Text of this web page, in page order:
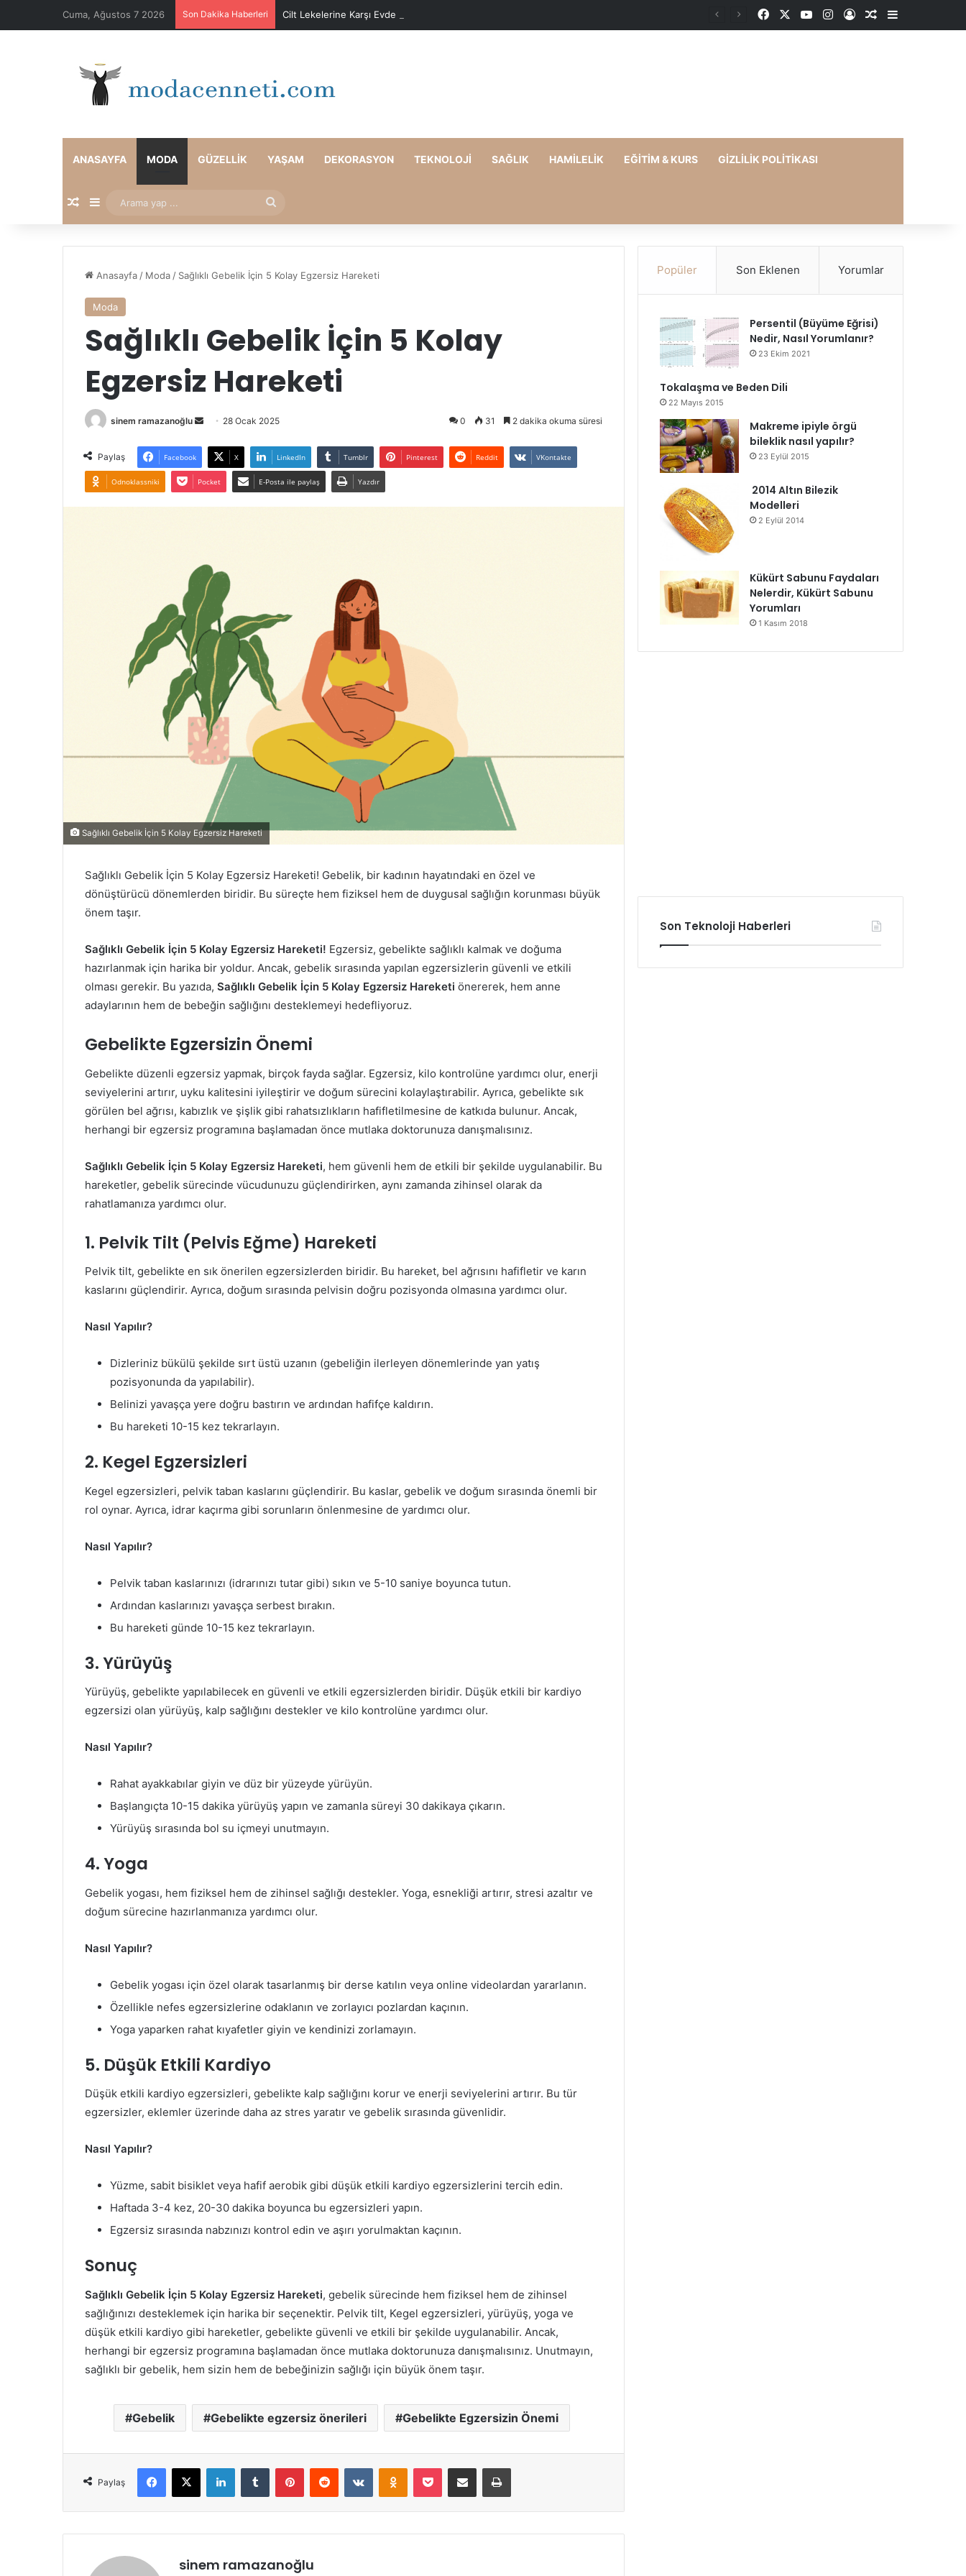
Cuma, Ağustos 7 2026 Son Dakika Haberleri Cilt Lekelerine Karşı Evde Maske Önerileri FacebookYouTubeInstagram
Kayıt OlRastgele Makale
Kenar
ANASAYFA MODA GÜZELLIK YAŞAM DEKORASYON TEKNOLOJI SAĞLIK HAMILELIK EĞITIM & KURS GIZLILIK POLITIKASI
Rastgele Makale
Kenar Bölmesi
yap
Anasayfa / Moda / Sağlıklı Gebelik İçin 5 Kolay Egzersiz Hareketi
Moda
Sağlıklı Gebelik İçin 5 Kolay
Egzersiz Hareketi
sinem ramazanoğlu
Bir
posta
göndermek
28 Ocak 2025 0 31 2 dakika okuma süresi
Paylaş Facebook X LinkedIn Tumblr Pinterest Reddit VKontakte
Odnoklassniki Pocket E-Posta ile paylaş Yazdır
Sağlıklı Gebelik İçin 5 Kolay Egzersiz Hareketi
Sağlıklı Gebelik İçin 5 Kolay Egzersiz Hareketi! Gebelik, bir kadının hayatındaki en özel ve
dönüştürücü dönemlerden biridir. Bu süreçte hem fiziksel hem de duygusal sağlığın korunması büyük
önem taşır.
Sağlıklı Gebelik İçin 5 Kolay Egzersiz Hareketi! Egzersiz, gebelikte sağlıklı kalmak ve doğuma
hazırlanmak için harika bir yoldur. Ancak, gebelik sırasında yapılan egzersizlerin güvenli ve etkili
olması gerekir. Bu yazıda, Sağlıklı Gebelik İçin 5 Kolay Egzersiz Hareketi önererek, hem anne
adaylarının hem de bebeğin sağlığını desteklemeyi hedefliyoruz.
Gebelikte Egzersizin Önemi
Gebelikte düzenli egzersiz yapmak, birçok fayda sağlar. Egzersiz, kilo kontrolüne yardımcı olur, enerji
seviyelerini artırır, uyku kalitesini iyileştirir ve doğum sürecini kolaylaştırabilir. Ayrıca, gebelikte sık
görülen bel ağrısı, kabızlık ve şişlik gibi rahatsızlıkların hafifletilmesine de katkıda bulunur. Ancak,
herhangi bir egzersiz programına başlamadan önce mutlaka doktorunuza danışmalısınız.
Sağlıklı Gebelik İçin 5 Kolay Egzersiz Hareketi, hem güvenli hem de etkili bir şekilde uygulanabilir. Bu
hareketler, gebelik sürecinde vücudunuzu güçlendirirken, aynı zamanda zihinsel olarak da
rahatlamanıza yardımcı olur.
1. Pelvik Tilt (Pelvis Eğme) Hareketi
Pelvik tilt, gebelikte en sık önerilen egzersizlerden biridir. Bu hareket, bel ağrısını hafifletir ve karın
kaslarını güçlendirir. Ayrıca, doğum sırasında pelvisin doğru pozisyonda olmasına yardımcı olur.
Nasıl Yapılır?
Dizleriniz bükülü şekilde sırt üstü uzanın (gebeliğin ilerleyen dönemlerinde yan yatış
pozisyonunda da yapılabilir).
Belinizi yavaşça yere doğru bastırın ve ardından hafifçe kaldırın.
Bu hareketi 10-15 kez tekrarlayın.
2. Kegel Egzersizleri
Kegel egzersizleri, pelvik taban kaslarını güçlendirir. Bu kaslar, gebelik ve doğum sırasında önemli bir
rol oynar. Ayrıca, idrar kaçırma gibi sorunların önlenmesine de yardımcı olur.
Nasıl Yapılır?
Pelvik taban kaslarınızı (idrarınızı tutar gibi) sıkın ve 5-10 saniye boyunca tutun.
Ardından kaslarınızı yavaşça serbest bırakın.
Bu hareketi günde 10-15 kez tekrarlayın.
3. Yürüyüş
Yürüyüş, gebelikte yapılabilecek en güvenli ve etkili egzersizlerden biridir. Düşük etkili bir kardiyo
egzersizi olan yürüyüş, kalp sağlığını destekler ve kilo kontrolüne yardımcı olur.
Nasıl Yapılır?
Rahat ayakkabılar giyin ve düz bir yüzeyde yürüyün.
Başlangıçta 10-15 dakika yürüyüş yapın ve zamanla süreyi 30 dakikaya çıkarın.
Yürüyüş sırasında bol su içmeyi unutmayın.
4. Yoga
Gebelik yogası, hem fiziksel hem de zihinsel sağlığı destekler. Yoga, esnekliği artırır, stresi azaltır ve
doğum sürecine hazırlanmanıza yardımcı olur.
Nasıl Yapılır?
Gebelik yogası için özel olarak tasarlanmış bir derse katılın veya online videolardan yararlanın.
Özellikle nefes egzersizlerine odaklanın ve zorlayıcı pozlardan kaçının.
Yoga yaparken rahat kıyafetler giyin ve kendinizi zorlamayın.
5. Düşük Etkili Kardiyo
Düşük etkili kardiyo egzersizleri, gebelikte kalp sağlığını korur ve enerji seviyelerini artırır. Bu tür
egzersizler, eklemler üzerinde daha az stres yaratır ve gebelik sırasında güvenlidir.
Nasıl Yapılır?
Yüzme, sabit bisiklet veya hafif aerobik gibi düşük etkili kardiyo egzersizlerini tercih edin.
Haftada 3-4 kez, 20-30 dakika boyunca bu egzersizleri yapın.
Egzersiz sırasında nabzınızı kontrol edin ve aşırı yorulmaktan kaçının.
Sonuç
Sağlıklı Gebelik İçin 5 Kolay Egzersiz Hareketi, gebelik sürecinde hem fiziksel hem de zihinsel
sağlığınızı desteklemek için harika bir seçenektir. Pelvik tilt, Kegel egzersizleri, yürüyüş, yoga ve
düşük etkili kardiyo gibi hareketler, gebelikte güvenli ve etkili bir şekilde uygulanabilir. Ancak,
herhangi bir egzersiz programına başlamadan önce mutlaka doktorunuza danışmalısınız. Unutmayın,
sağlıklı bir gebelik, hem sizin hem de bebeğinizin sağlığı için büyük önem taşır.
Gebelik Gebelikte egzersiz önerileri Gebelikte Egzersizin Önemi
Paylaş
Facebook
X LinkedInTumblr PinterestReddit VKontakteOdnoklassniki
Pocket E-Posta ile paylaş Yazdır
sinem ramazanoğlu
Popüler Son Eklenen Yorumlar
Persentil (Büyüme Eğrisi)
Nedir, Nasıl Yorumlanır?
23 Ekim 2021
Tokalaşma ve Beden Dili
22 Mayıs 2015
Makreme ipiyle örgü
bileklik nasıl yapılır?
23 Eylül 2015
2014 Altın Bilezik
Modelleri
2 Eylül 2014
Kükürt Sabunu Faydaları
Nelerdir, Kükürt Sabunu
Yorumları
1 Kasım 2018
Son Teknoloji Haberleri